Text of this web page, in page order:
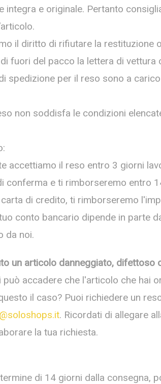
integra e originale. Pertanto
il diritto di rifiutare la restituzione
fuori del pacco la lettera di vettura
spedizione per il reso sono a
non soddisfa le condizioni
accettiamo il reso entro 3 giorni
conferma e ti rimborseremo entro
di credito, ti rimborseremo
conto bancario dipende in parte
da noi.
un articolo danneggiato, difettoso
può accadere che l'articolo che hai
il caso? Puoi richiedere un
. Ricordati di allegare
la tua richiesta.
di 14 giorni dalla consegna,